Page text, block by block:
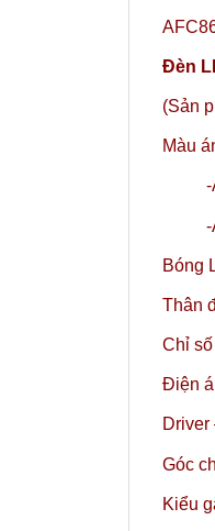
Đèn
(Sản
Màu
-
-
Bóng
Thân
Chỉ
Điện
Driver
Góc
Kiểu